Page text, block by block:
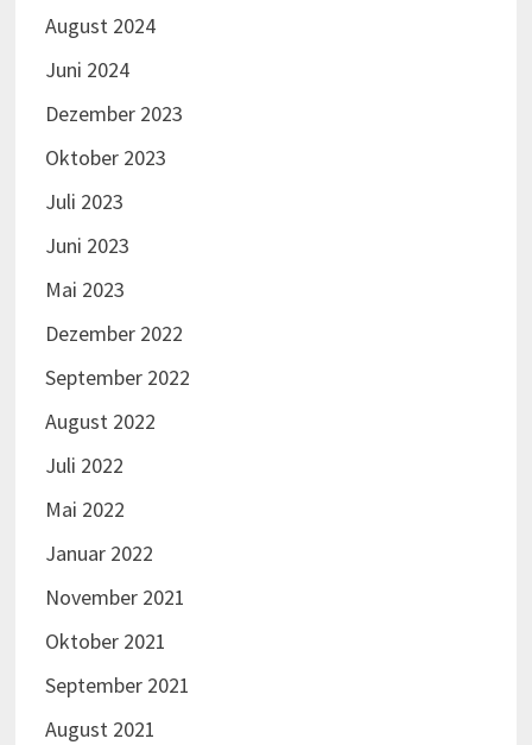
August 2024
Juni 2024
Dezember 2023
Oktober 2023
Juli 2023
Juni 2023
Mai 2023
Dezember 2022
September 2022
August 2022
Juli 2022
Mai 2022
Januar 2022
November 2021
Oktober 2021
September 2021
August 2021